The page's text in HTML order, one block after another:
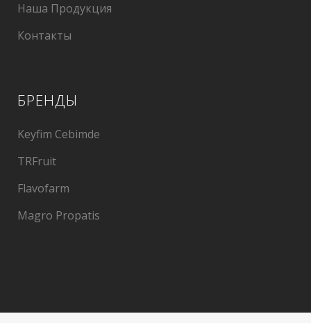
Наша Продукция
Контакты
БРЕНДЫ
Keyfim Cebimde
TRFruit
Flavofarm
Magro Propatis